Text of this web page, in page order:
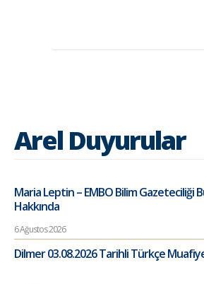
Arel Duyurular
Maria Leptin – EMBO Bilim Gazeteciliği
Hakkında
6 Ağustos 2026
Dilmer 03.08.2026 Tarihli Türkçe